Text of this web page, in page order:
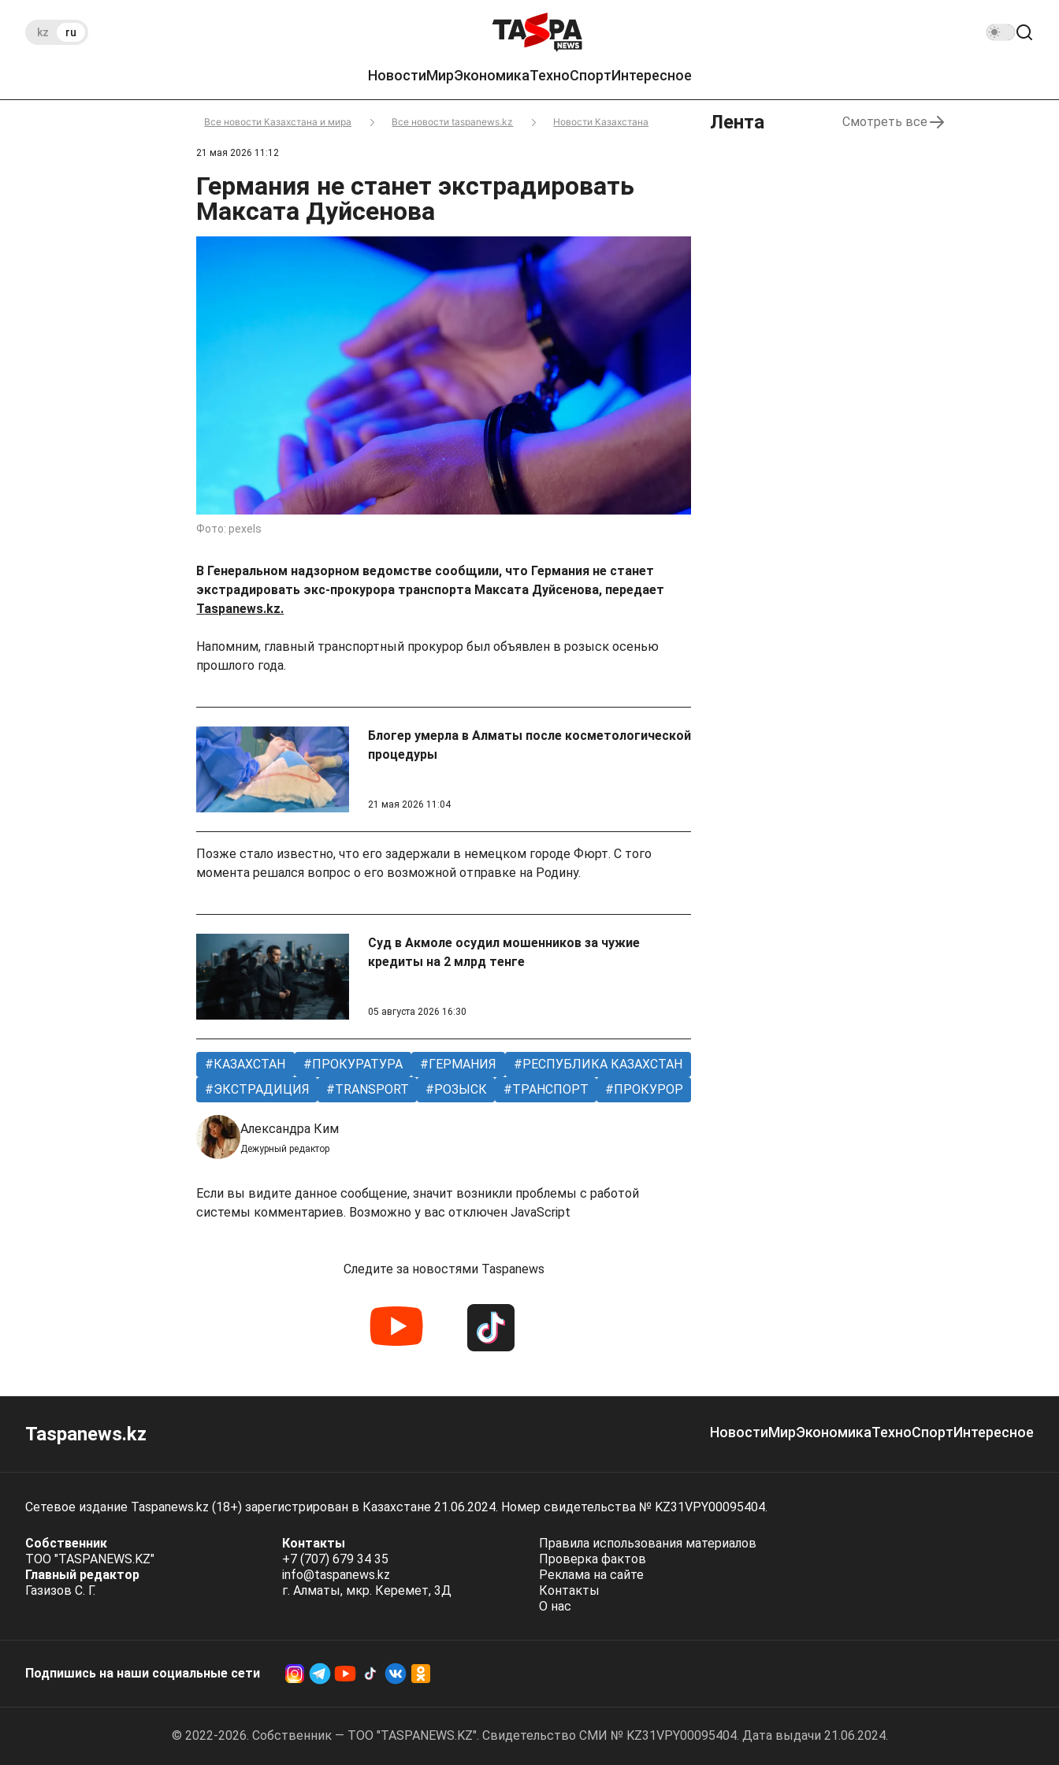
kz ru
НовостиМирЭкономикаТехноСпортИнтересное
Все новости Казахстана и мира Все новости taspanews.kz Новости Казахстана
21 мая 2026 11:12
Германия не станет экстрадировать
Максата Дуйсенова
Фото: pexels
В Генеральном надзорном ведомстве сообщили, что Германия не станет
экстрадировать экс-прокурора транспорта Максата Дуйсенова, передает
Taspanews.kz.
Напомним, главный транспортный прокурор был объявлен в розыск осенью
прошлого года.
Блогер умерла в Алматы после косметологической
процедуры
21 мая 2026 11:04
Позже стало известно, что его задержали в немецком городе Фюрт. С того
момента решался вопрос о его возможной отправке на Родину.
Суд в Акмоле осудил мошенников за чужие
кредиты на 2 млрд тенге
05 августа 2026 16:30
КАЗАХСТАН ПРОКУРАТУРА ГЕРМАНИЯ
РЕСПУБЛИКА КАЗАХСТАН
ЭКСТРАДИЦИЯ
TRANSPORT РОЗЫСК ТРАНСПОРТ ПРОКУРОР
Александра Ким
Дежурный редактор
Если вы видите данное сообщение, значит возникли проблемы с работой
системы комментариев. Возможно у вас отключен JavaScript
Следите за новостями Taspanews
Лента Смотреть все
Taspanews.kz НовостиМирЭкономикаТехноСпортИнтересное
Сетевое издание Taspanews.kz (18+) зарегистрирован в Казахстане 21.06.2024. Номер свидетельства № KZ31VPY00095404.
Собственник
ТОО "TASPANEWS.KZ"
Главный редактор
Газизов С. Г.
Контакты
+7 (707) 679 34 35
info@taspanews.kz
г. Алматы, мкр. Керемет, 3Д
Правила использования материалов
Проверка фактов
Реклама на сайте
Контакты
О нас
Подпишись на наши социальные cети
© 2022-2026. Собственник — ТОО "TASPANEWS.KZ". Cвидетельство СМИ № KZ31VPY00095404. Дата выдачи 21.06.2024.